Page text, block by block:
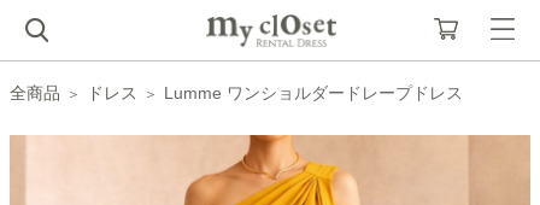
全商品 ドレス Lumme ワンショルダードレープドレス